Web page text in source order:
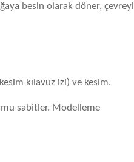
besin olarak döner, çevreyi
kılavuz izi) ve kesim.
sabitler. Modelleme